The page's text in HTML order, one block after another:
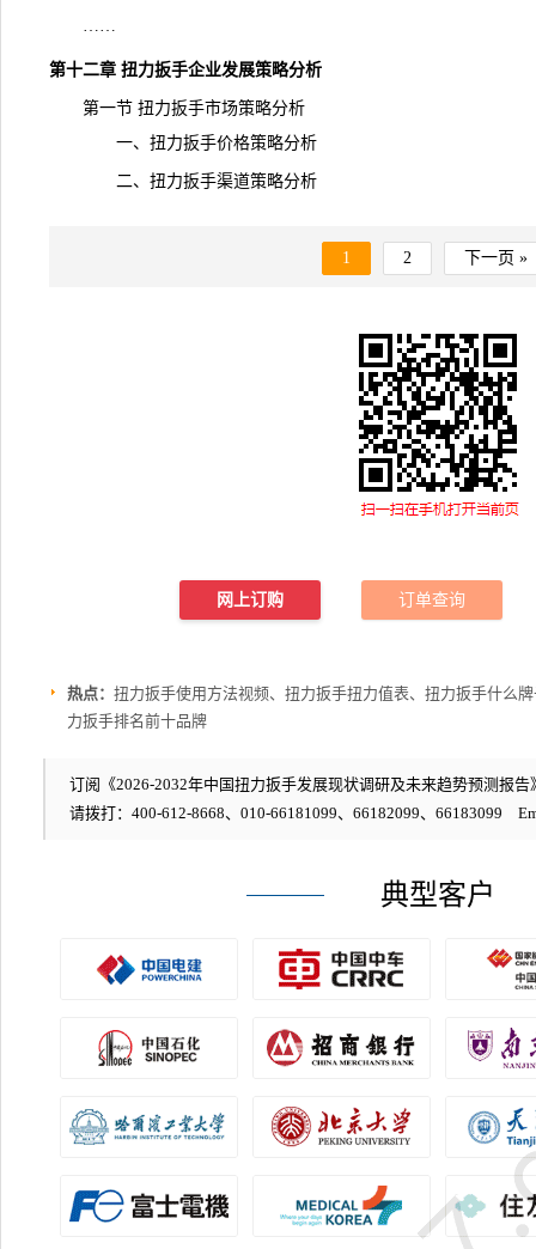
……
第十二章 扭力扳手企业发展策略分析
第一节 扭力扳手市场策略分析
一、扭力扳手价格策略分析
二、扭力扳手渠道策略分析
1 2 下一页 »
网上订购 订单查询
热点： 扭力扳手使用方法视频、扭力扳手扭力值表、扭力扳手什么
力扳手排名前十品牌
订阅《2026-2032年中国扭力扳手发展现状调研及未来趋势预测报告
请拨打：400-612-8668、010-66181099、66182099、66183099
典型客户